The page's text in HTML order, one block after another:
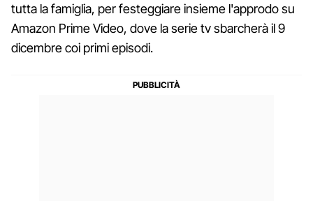
tutta la famiglia, per festeggiare insieme l'approdo su
Amazon Prime Video, dove la serie tv sbarcherà il 9
dicembre coi primi episodi.